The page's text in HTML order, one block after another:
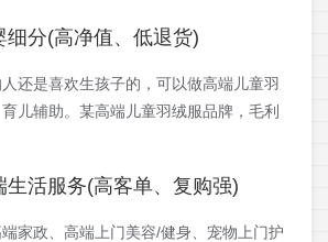
细分(高净值、低退货)
还是喜欢生孩子的，可以做高端儿童羽
儿辅助。某高端儿童羽绒服品牌，毛利
生活服务(高客单、复购强)
家政、高端上门美容/健身、宠物上门护